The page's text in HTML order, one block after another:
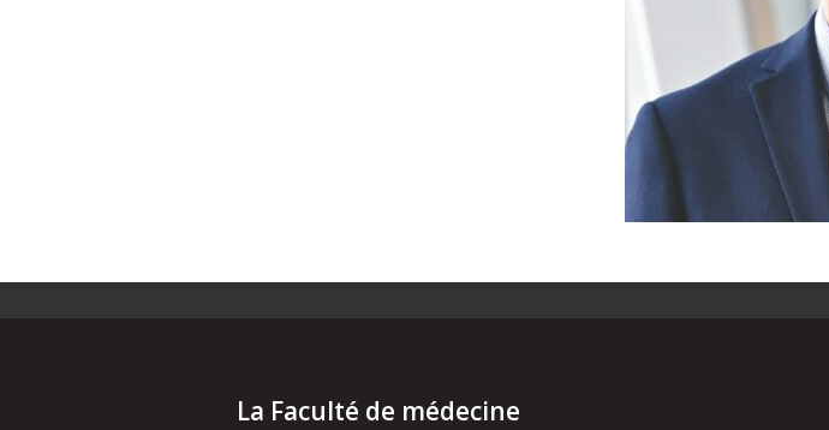
La Faculté de médecine